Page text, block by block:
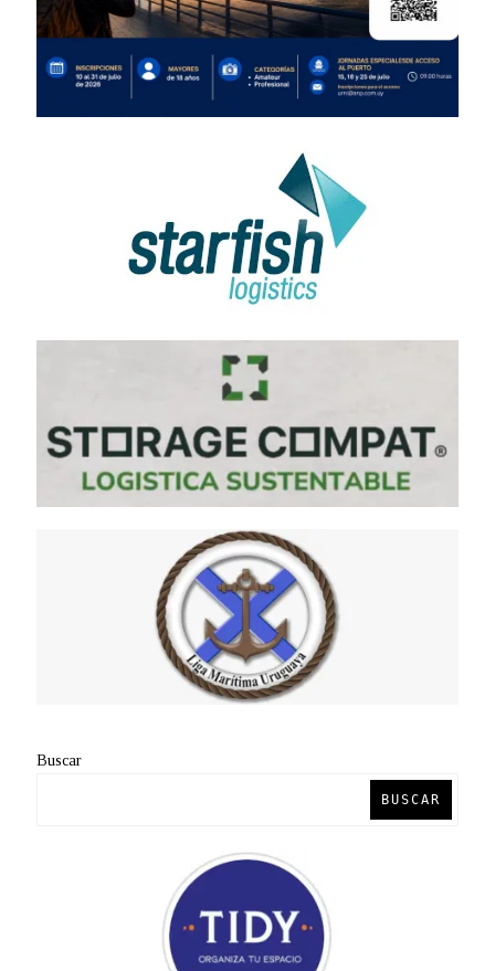
Buscar
BUSCAR